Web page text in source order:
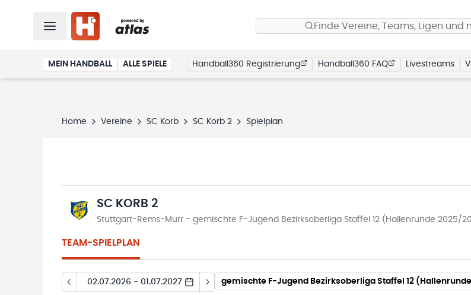
Finde Vereine, Teams, Ligen und
MEIN HANDBALL ALLE SPIELE Handball360 Registrierung Handball360 FAQ Livestreams
Home Vereine SC Korb SC Korb 2 Spielplan
SC KORB 2
Stuttgart-Rems-Murr - gemischte F-Jugend Bezirksoberliga Staffel 12 (Hallenrunde 2025/
TEAM-SPIELPLAN
02.07.2026 - 01.07.2027